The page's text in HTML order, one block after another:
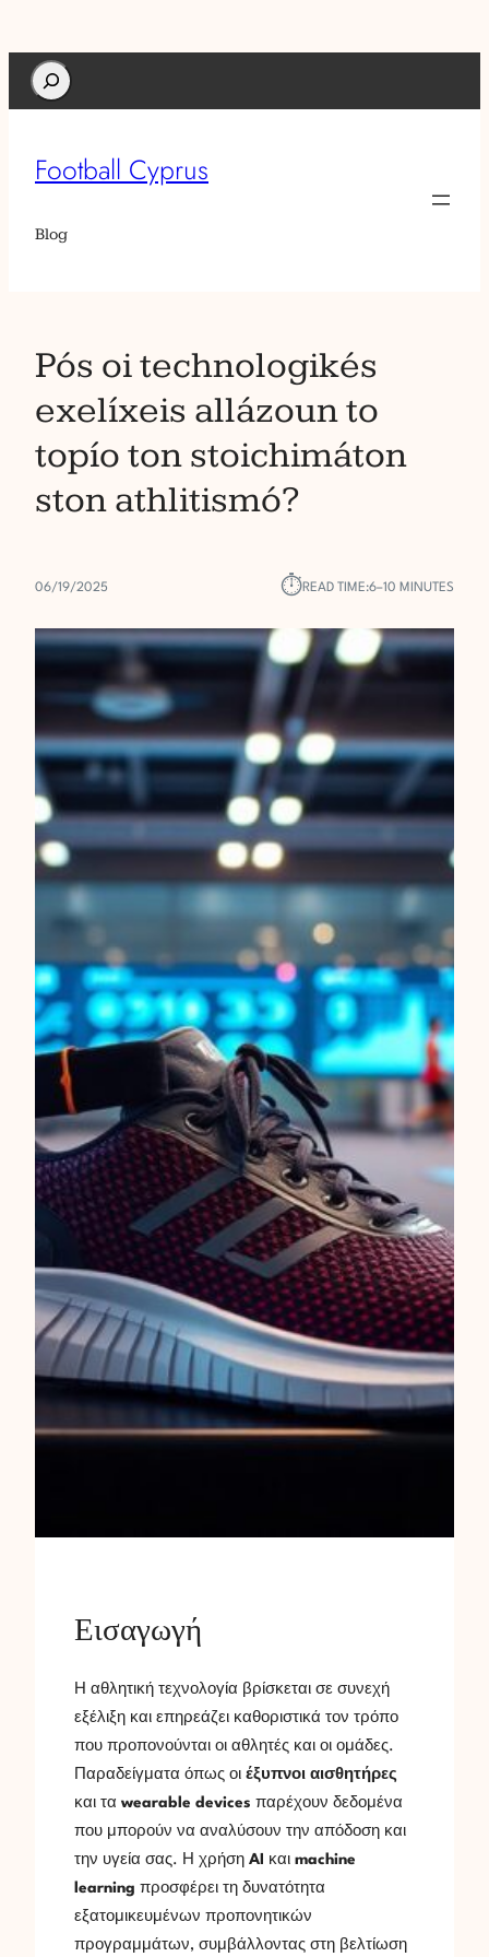
Search
Football Cyprus
Blog
Pós oi technologikés
exelíxeis allázoun to
topío ton stoichimáton
ston athlitismó?
06/19/2025 ⏱︎READ TIME:6–10 MINUTES
Εισαγωγή
Η αθλητική τεχνολογία βρίσκεται σε συνεχή
εξέλιξη και επηρεάζει καθοριστικά τον τρόπο
που προπονούνται οι αθλητές και οι ομάδες.
Παραδείγματα όπως οι έξυπνοι αισθητήρες
και τα wearable devices παρέχουν δεδομένα
που μπορούν να αναλύσουν την απόδοση και
την υγεία σας. Η χρήση AI και machine
learning προσφέρει τη δυνατότητα
εξατομικευμένων προπονητικών
προγραμμάτων, συμβάλλοντας στη βελτίωση